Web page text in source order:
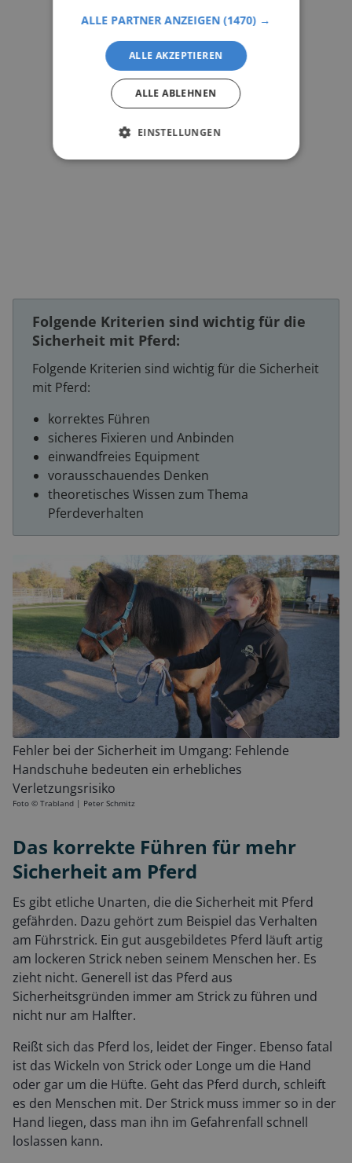
Folgende Kriterien sind wichtig für die
Sicherheit mit Pferd:
Folgende Kriterien sind wichtig für die Sicherheit
mit Pferd:
korrektes Führen
sicheres Fixieren und Anbinden
einwandfreies Equipment
vorausschauendes Denken
theoretisches Wissen zum Thema
Pferdeverhalten
Fehler bei der Sicherheit im Umgang: Fehlende
Handschuhe bedeuten ein erhebliches
Verletzungsrisiko
Foto © Trabland | Peter Schmitz
Das korrekte Führen für mehr
Sicherheit am Pferd
Es gibt etliche Unarten, die die Sicherheit mit Pferd
gefährden. Dazu gehört zum Beispiel das Verhalten
am Führstrick. Ein gut ausgebildetes Pferd läuft artig
am lockeren Strick neben seinem Menschen her. Es
zieht nicht. Generell ist das Pferd aus
Sicherheitsgründen immer am Strick zu führen und
nicht nur am Halfter.
Reißt sich das Pferd los, leidet der Finger. Ebenso fatal
ist das Wickeln von Strick oder Longe um die Hand
oder gar um die Hüfte. Geht das Pferd durch, schleift
es den Menschen mit. Der Strick muss immer so in der
Hand liegen, dass man ihn im Gefahrenfall schnell
loslassen kann.
ALLE PARTNER ANZEIGEN(1470) →
ALLE AKZEPTIEREN
ALLE ABLEHNEN
EINSTELLUNGEN